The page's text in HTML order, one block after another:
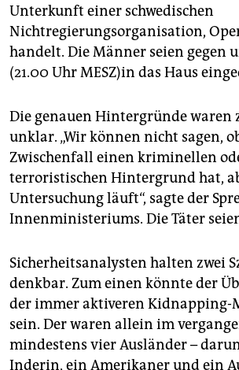
Unterkunft einer schwedischen
Nichtregierungsorganisation,
handelt. Die Männer seien gegen
(21.00 Uhr MESZ)in das Haus
Die genauen Hintergründe waren
unklar. „Wir können nicht sagen,
Zwischenfall einen kriminellen
terroristischen Hintergrund hat,
Untersuchung läuft“, sagte der
Innenministeriums. Die Täter
Sicherheitsanalysten halten zwei
denkbar. Zum einen könnte der
der immer aktiveren Kidnapping-
sein. Der waren allein im
mindestens vier Ausländer –
Inderin, ein Amerikaner und ein